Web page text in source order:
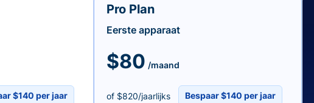
$140 per jaar
Pro Plan
Eerste apparaat
$80 /maand
of $820/jaarlijks Bespaar $140 per jaar